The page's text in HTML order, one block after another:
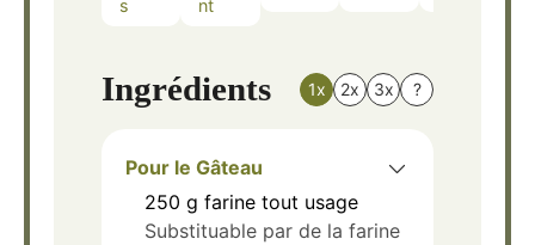
s
nt
Ingrédients 1x 2x 3x ?
Pour le Gâteau
250 g farine tout usage
Substituable par de la farine